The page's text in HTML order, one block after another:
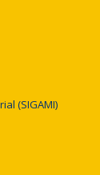
(SIGAMI)